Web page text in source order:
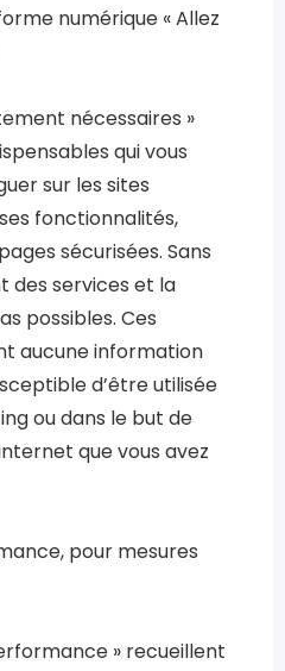
numérique « Allez
nécessaires »
qui vous
sur les sites
fonctionnalités,
sécurisées. Sans
des services et la
possibles. Ces
aucune information
d’être utilisée
ou dans le but de
que vous avez
pour mesures
» recueillent